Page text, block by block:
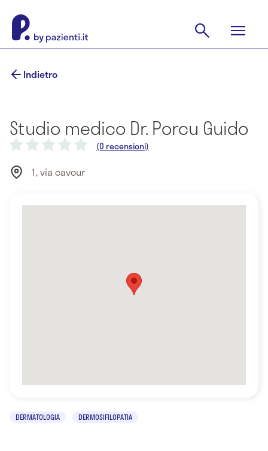
Indietro
Studio medico Dr. Porcu Guido
(0 recensioni)
1, via cavour
DERMATOLOGIA DERMOSIFILOPATIA